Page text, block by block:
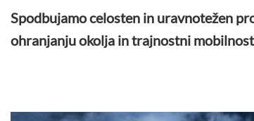
Spodbujamo celosten in uravnotežen
ohranjanju okolja in trajnostni